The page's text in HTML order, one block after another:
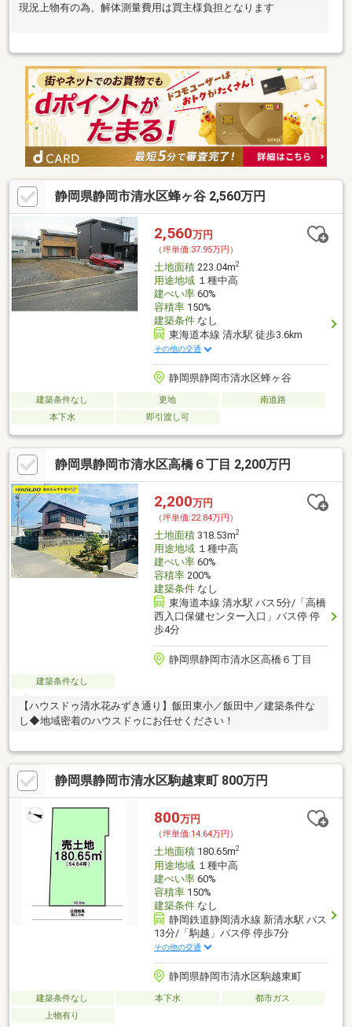
現況上物有の為、解体測量費用は買主様負担となります
静岡県静岡市清水区蜂ヶ谷 2,560万円
2,560万円
（坪単価:37.95万円）
土地面積223.04m2
用途地域１種中高
建ぺい率60%
容積率150%
建築条件なし
東海道本線 清水駅 徒歩3.6km
その他の交通
静岡県静岡市清水区蜂ヶ谷
建築条件なし 更地
南道路
本下水
即引渡し可
静岡県静岡市清水区高橋６丁目 2,200万円
2,200万円
（坪単価:22.84万円）
土地面積318.53m2
用途地域１種中高
建ぺい率60%
容積率200%
建築条件なし
東海道本線 清水駅 バス5分/「高橋
西入口保健センター入口」バス停 停
歩4分
静岡県静岡市清水区高橋６丁目
建築条件なし
【ハウスドゥ清水花みずき通り】飯田東小／飯田中／建築条件な
し◆地域密着のハウスドゥにお任せください！
静岡県静岡市清水区駒越東町 800万円
800万円
（坪単価:14.64万円）
土地面積180.65m2
用途地域１種中高
建ぺい率60%
容積率150%
建築条件なし
静岡鉄道静岡清水線 新清水駅 バス
13分/「駒越」バス停 停歩7分
その他の交通
静岡県静岡市清水区駒越東町
建築条件なし 本下水
都市ガス
上物有り